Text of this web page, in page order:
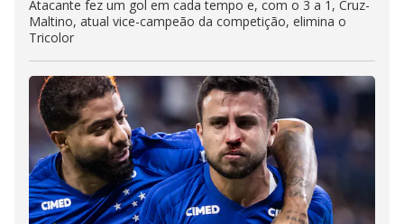
Atacante fez um gol em cada tempo e, com o 3 a 1, Cruz-
Maltino, atual vice-campeão da competição, elimina o
Tricolor